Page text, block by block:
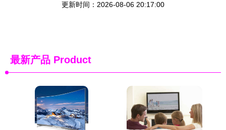
更新时间：2026-08-06 20:17:00
最新产品 Product